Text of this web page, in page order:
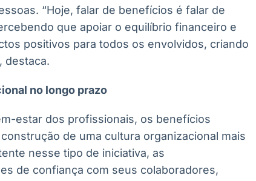
“Hoje, falar de benefícios é falar de
que apoiar o equilíbrio financeiro e
positivos para todos os envolvidos, criando
destaca.
no longo prazo
estar dos profissionais, os benefícios
de uma cultura organizacional mais
nesse tipo de iniciativa, as
de confiança com seus colaboradores,